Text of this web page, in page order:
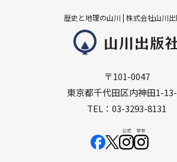
歴史と地理の山川 | 株式会社山川
〒101-0047
東京都千代田区内神田1-
TEL：03-3293-8131